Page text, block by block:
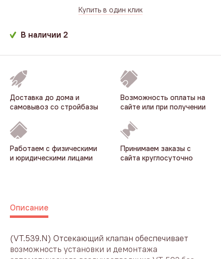
Купить в один клик
В наличии 2
Доставка до дома и
самовывоз со стройбазы
Возможность оплаты на
сайте или при получении
Работаем с физическими
и юридическими лицами
Принимаем заказы с
сайта круглосуточно
Описание
(VT.539.N) Отсекающий клапан обеспечивает
возможность установки и демонтажа